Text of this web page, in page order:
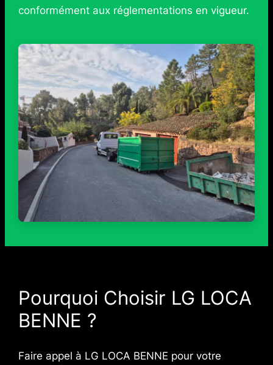
conformément aux réglementations en vigueur.
Pourquoi Choisir LG LOCA
BENNE ?
Faire appel à LG LOCA BENNE pour votre